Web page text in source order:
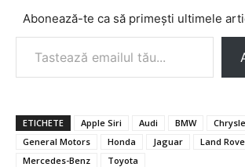
Abonează-te ca să primești ultimele
Tastează emailul tău...
ETICHETE Apple Siri Audi BMW
General Motors
Honda Jaguar
Land
Mercedes-Benz
Toyota